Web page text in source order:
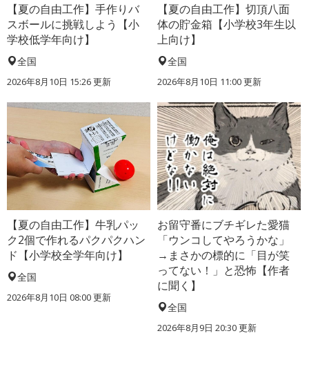
【夏の自由工作】手作りバ
スボールに挑戦しよう【小
学校低学年向け】
全国
2026年8月10日 15:26更新
【夏の自由工作】切頂八面
体の貯金箱【小学校3年生以
上向け】
全国
2026年8月10日 11:00更新
【夏の自由工作】牛乳パッ
ク2個で作れるパクパクハン
ド【小学校全学年向け】
全国
2026年8月10日 08:00更新
お留守番にブチギレた愛猫
「ウンコしてやろうかな」
→まさかの標的に「目が笑
ってない！」と恐怖【作者
に聞く】
全国
2026年8月9日 20:30更新